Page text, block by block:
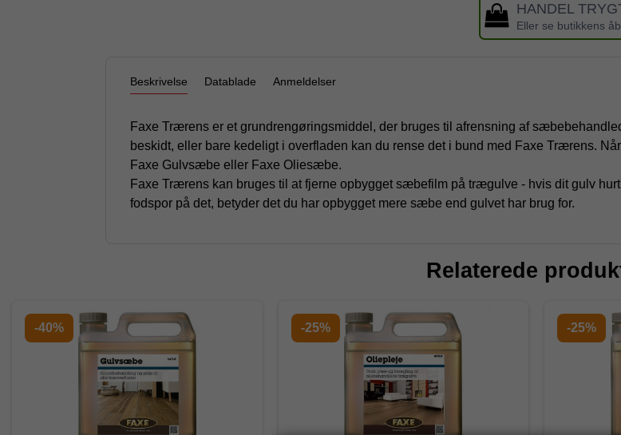
HANDEL
Eller se butikkens
Beskrivelse Datablade Anmeldelser
Faxe Trærens er et grundrengøringsmiddel, der bruges til afrensning af
beskidt, eller bare kedeligt i overfladen kan du rense det i bund med Faxe Trærens.
Faxe Gulvsæbe eller Faxe Oliesæbe.
Faxe Trærens kan bruges til at fjerne opbygget sæbefilm på trægulve - hvis dit gulv
fodspor på det, betyder det du har opbygget mere sæbe end gulvet har brug for.
Relaterede
-40% -25% -25%